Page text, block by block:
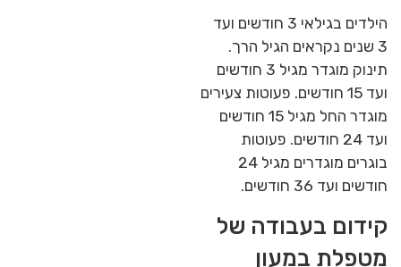
הילדים בגילאי 3 חודשים ועד
3 שנים נקראים הגיל הרך.
תינוק מוגדר מגיל 3 חודשים
ועד 15 חודשים. פעוטות צעירים
מוגדר החל מגיל 15 חודשים
ועד 24 חודשים. פעוטות
בוגרים מוגדרים מגיל 24
חודשים ועד 36 חודשים.
קידום בעבודה של
מטפלת במעון